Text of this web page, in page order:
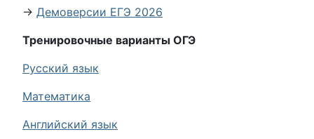
→ Демоверсии ЕГЭ 2026
Тренировочные варианты ОГЭ
Русский язык
Математика
Английский язык